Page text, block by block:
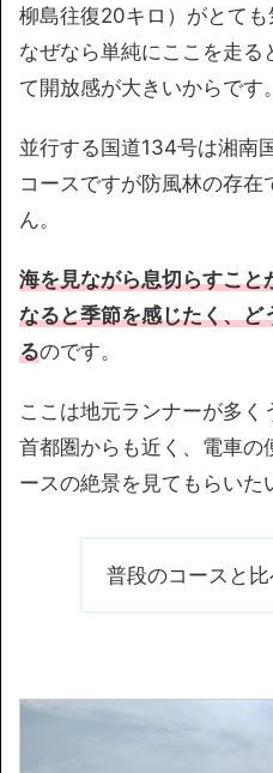
柳島往復20キロ）がとても
なぜなら単純にここを走
て開放感が大きいからです。
並行する国道134号は湘南
コースですが防風林の存
ん。
海を見ながら息切らすこ
なると季節を感じたく、
るのです。
ここは地元ランナーが多く
首都圏からも近く、電車の
ースの絶景を見てもらいた
普段のコースと